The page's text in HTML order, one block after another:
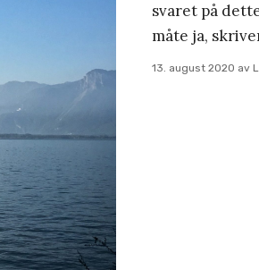
svaret på
måte ja,
13. august 2020 av